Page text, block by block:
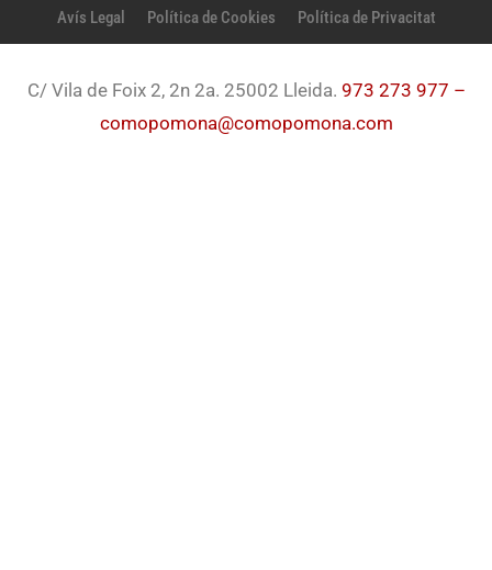
Avís Legal Política de Cookies Política de Privacitat
C/ Vila de Foix 2, 2n 2a. 25002 Lleida. 973 273 977 –
comopomona@comopomona.com